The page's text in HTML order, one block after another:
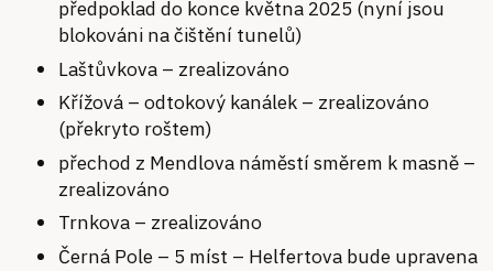
předpoklad do konce května 2025 (nyní jsou
blokováni na čištění tunelů)
Laštůvkova – zrealizováno
Křížová – odtokový kanálek – zrealizováno
(překryto roštem)
přechod z Mendlova náměstí směrem k masně –
zrealizováno
Trnkova – zrealizováno
Černá Pole – 5 míst – Helfertova bude upravena